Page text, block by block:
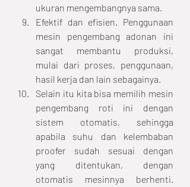
ukuran mengembangnya sama.
Efektif dan efisien. Penggunaan
mesin pengembang adonan ini
sangat membantu produksi,
mulai dari proses, penggunaan,
hasil kerja dan lain sebagainya.
Selain itu kita bisa memilih mesin
pengembang roti ini dengan
sistem otomatis, sehingga
apabila suhu dan kelembaban
proofer sudah sesuai dengan
yang ditentukan, dengan
otomatis mesinnya berhenti.